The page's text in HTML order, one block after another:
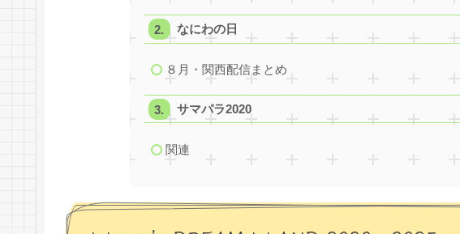
なにわの日
８月・関西配信まとめ
サマパラ2020
関連